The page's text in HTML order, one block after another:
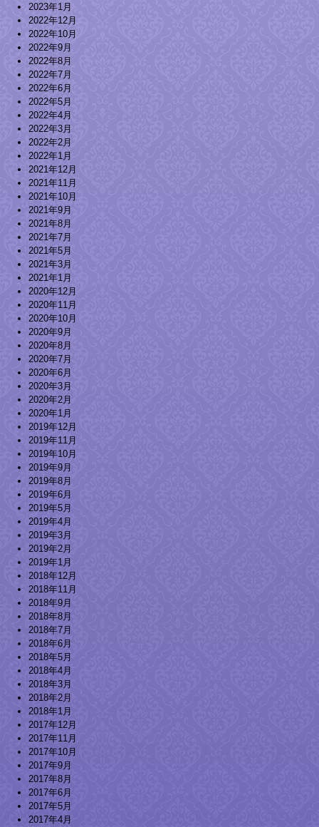
2023年1月
2022年12月
2022年10月
2022年9月
2022年8月
2022年7月
2022年6月
2022年5月
2022年4月
2022年3月
2022年2月
2022年1月
2021年12月
2021年11月
2021年10月
2021年9月
2021年8月
2021年7月
2021年5月
2021年3月
2021年1月
2020年12月
2020年11月
2020年10月
2020年9月
2020年8月
2020年7月
2020年6月
2020年3月
2020年2月
2020年1月
2019年12月
2019年11月
2019年10月
2019年9月
2019年8月
2019年6月
2019年5月
2019年4月
2019年3月
2019年2月
2019年1月
2018年12月
2018年11月
2018年9月
2018年8月
2018年7月
2018年6月
2018年5月
2018年4月
2018年3月
2018年2月
2018年1月
2017年12月
2017年11月
2017年10月
2017年9月
2017年8月
2017年6月
2017年5月
2017年4月